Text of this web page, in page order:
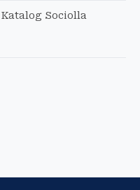
Katalog Sociolla